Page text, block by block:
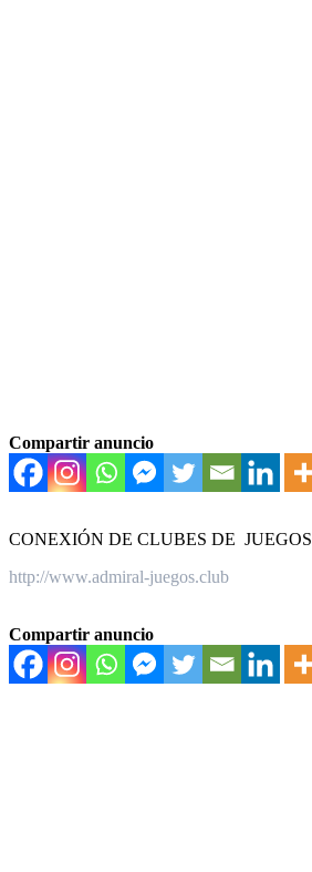
Compartir anuncio
CONEXIÓN DE CLUBES DE JUEGOS
http://www.admiral-juegos.club
Compartir anuncio